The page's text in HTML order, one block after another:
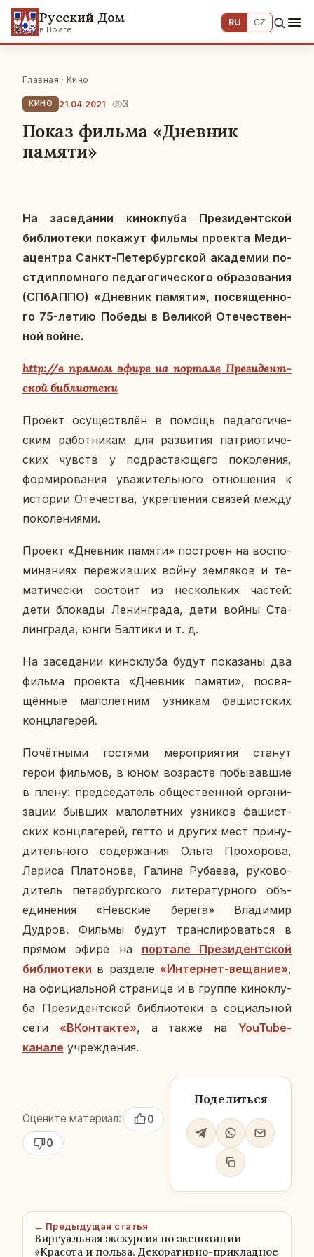
Русский Дом
в Праге
RU CZ
Главная · Кино
КИНО 21.04.2021 3
Показ фильма «Дневник
памяти»
На за­се­да­нии ки­нок­лу­ба Пре­зи­дент­ской
биб­лио­те­ки по­ка­жут фильмы про­ек­та Ме­ди­
ацен­тра Санкт-Пе­тер­бург­ской ака­де­мии по­
ст­ди­плом­но­го пе­да­го­ги­че­ско­го об­ра­зо­ва­ния
(СПбАП­ПО) «Днев­ник памяти», по­свя­щен­но­
го 75-летию Победы в Ве­ли­кой Оте­че­ствен­
ной войне.
http://в прямом эфире на пор­та­ле Пре­зи­дент­
ской биб­лио­те­ки
Проект осу­ществ­лён в помощь пе­да­го­ги­че­
ским ра­бот­ни­кам для раз­ви­тия пат­ри­о­ти­че­
ских чувств у под­рас­та­ю­ще­го по­ко­ле­ния,
фор­ми­ро­ва­ния ува­жи­тель­но­го от­но­ше­ния к
ис­то­рии Оте­че­ства, укреп­ле­ния связей между
по­ко­ле­ни­я­ми.
Проект «Днев­ник памяти» по­стро­ен на вос­по­
ми­на­ни­ях пе­ре­жив­ших войну зем­ля­ков и те­
ма­ти­че­ски со­сто­ит из несколь­ких частей:
дети бло­ка­ды Ле­нин­гра­да, дети войны Ста­
лин­гра­да, юнги Бал­ти­ки и т. д.
На за­се­да­нии ки­нок­лу­ба будут по­ка­за­ны два
фильма про­ек­та «Днев­ник памяти», по­свя­
щён­ные ма­ло­лет­ним уз­ни­кам фа­шист­ских
конц­ла­ге­рей.
По­чёт­ны­ми го­стя­ми ме­ро­при­я­тия станут
герои филь­мов, в юном воз­расте по­бы­вав­шие
в плену: пред­се­да­тель об­ще­ствен­ной ор­га­ни­
за­ции бывших ма­ло­лет­них уз­ни­ков фа­шист­
ских конц­ла­ге­рей, гетто и других мест при­ну­
ди­тель­но­го со­дер­жа­ния Ольга Про­хо­ро­ва,
Лариса Пла­то­но­ва, Галина Ру­ба­е­ва, ру­ко­во­
ди­тель пе­тер­бург­ско­го ли­те­ра­тур­но­го объ­
еди­не­ния «Нев­ские берега» Вла­ди­мир
Дудров. Фильмы будут транс­ли­ро­вать­ся в
прямом эфире на пор­та­ле Пре­зи­дент­ской
биб­лио­те­ки в раз­де­ле «Ин­тер­нет-ве­ща­ние»,
на офи­ци­аль­ной стра­ни­це и в группе ки­нок­лу­
ба Пре­зи­дент­ской биб­лио­те­ки в со­ци­аль­ной
сети «ВКон­так­те», а также на YouTube-
канале учре­жде­ния.
Оцените материал:
0
0
Поделиться
← Предыдущая статья
Виртуальная экскурсия по экспозиции
«Красота и польза. Декоративно-прикладное